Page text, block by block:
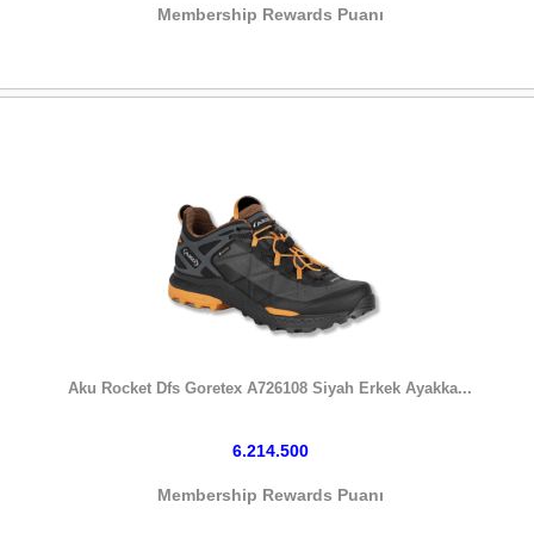
Membership Rewards Puanı
Aku Rocket Dfs Goretex A726108 Siyah Erkek Ayakka...
6.214.500
Membership Rewards Puanı